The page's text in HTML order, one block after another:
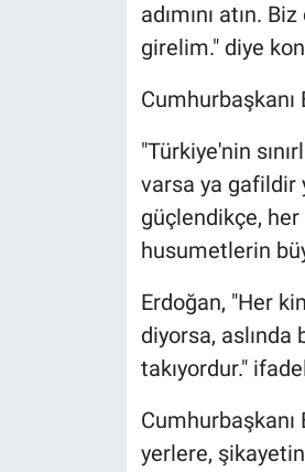
adımını atın.
girelim." diye
Cumhurbaşkanı
"Türkiye'nin
varsa ya gafildir
güçlendikçe,
husumetlerin
Erdoğan, "Her
diyorsa,
takıyordur."
Cumhurbaşkanı
yerlere,